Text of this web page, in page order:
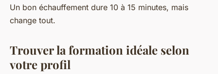
Un bon échauffement dure 10 à 15 minutes, mais
change tout.
Trouver la formation idéale selon
votre profil